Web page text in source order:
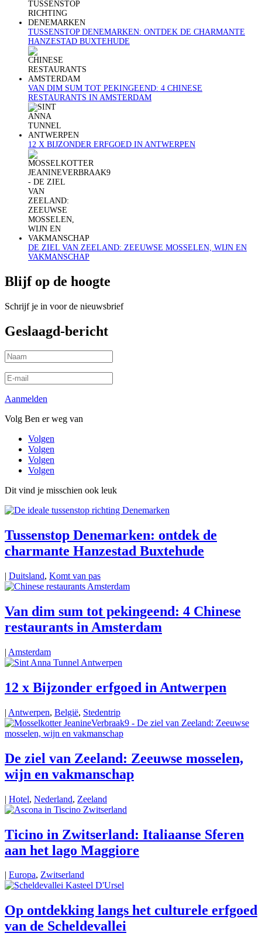
TUSSENSTOP DENEMARKEN: ONTDEK DE CHARMANTE
HANZESTAD BUXTEHUDE
VAN DIM SUM TOT PEKINGEEND: 4 CHINESE
RESTAURANTS IN AMSTERDAM
12 X BIJZONDER ERFGOED IN ANTWERPEN
DE ZIEL VAN ZEELAND: ZEEUWSE MOSSELEN, WIJN EN
VAKMANSCHAP
Blijf op de hoogte
Schrijf je in voor de nieuwsbrief
Geslaagd-bericht
Aanmelden
Volg Ben er weg van
Volgen
Volgen
Volgen
Volgen
Dit vind je misschien ook leuk
Tussenstop Denemarken: ontdek de
charmante Hanzestad Buxtehude
| Duitsland, Komt van pas
Van dim sum tot pekingeend: 4 Chinese
restaurants in Amsterdam
| Amsterdam
12 x Bijzonder erfgoed in Antwerpen
| Antwerpen, België, Stedentrip
De ziel van Zeeland: Zeeuwse mosselen,
wijn en vakmanschap
| Hotel, Nederland, Zeeland
Ticino in Zwitserland: Italiaanse Sferen
aan het lago Maggiore
Europa, Zwitserland
Op ontdekking langs het culturele erfgoed
van de Scheldevallei